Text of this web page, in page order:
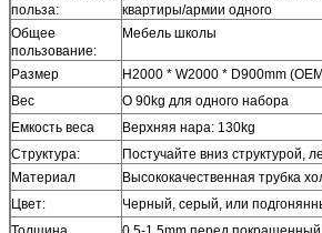
польза:
квартиры/армии одного
Общее
пользование:
Мебель школы
Размер
H2000 * W2000 * D900mm
Вес
О 90kg для одного набора
Емкость веса
Верхняя нара: 130kg
Структура:
Постучайте вниз структурой,
Материал
Высококачественная трубка
Цвет:
Черный, серый, или